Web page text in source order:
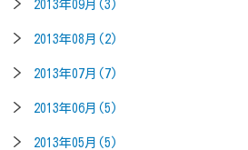
2013年09月(3)
2013年08月(2)
2013年07月(7)
2013年06月(5)
2013年05月(5)